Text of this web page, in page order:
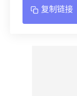
复制链接